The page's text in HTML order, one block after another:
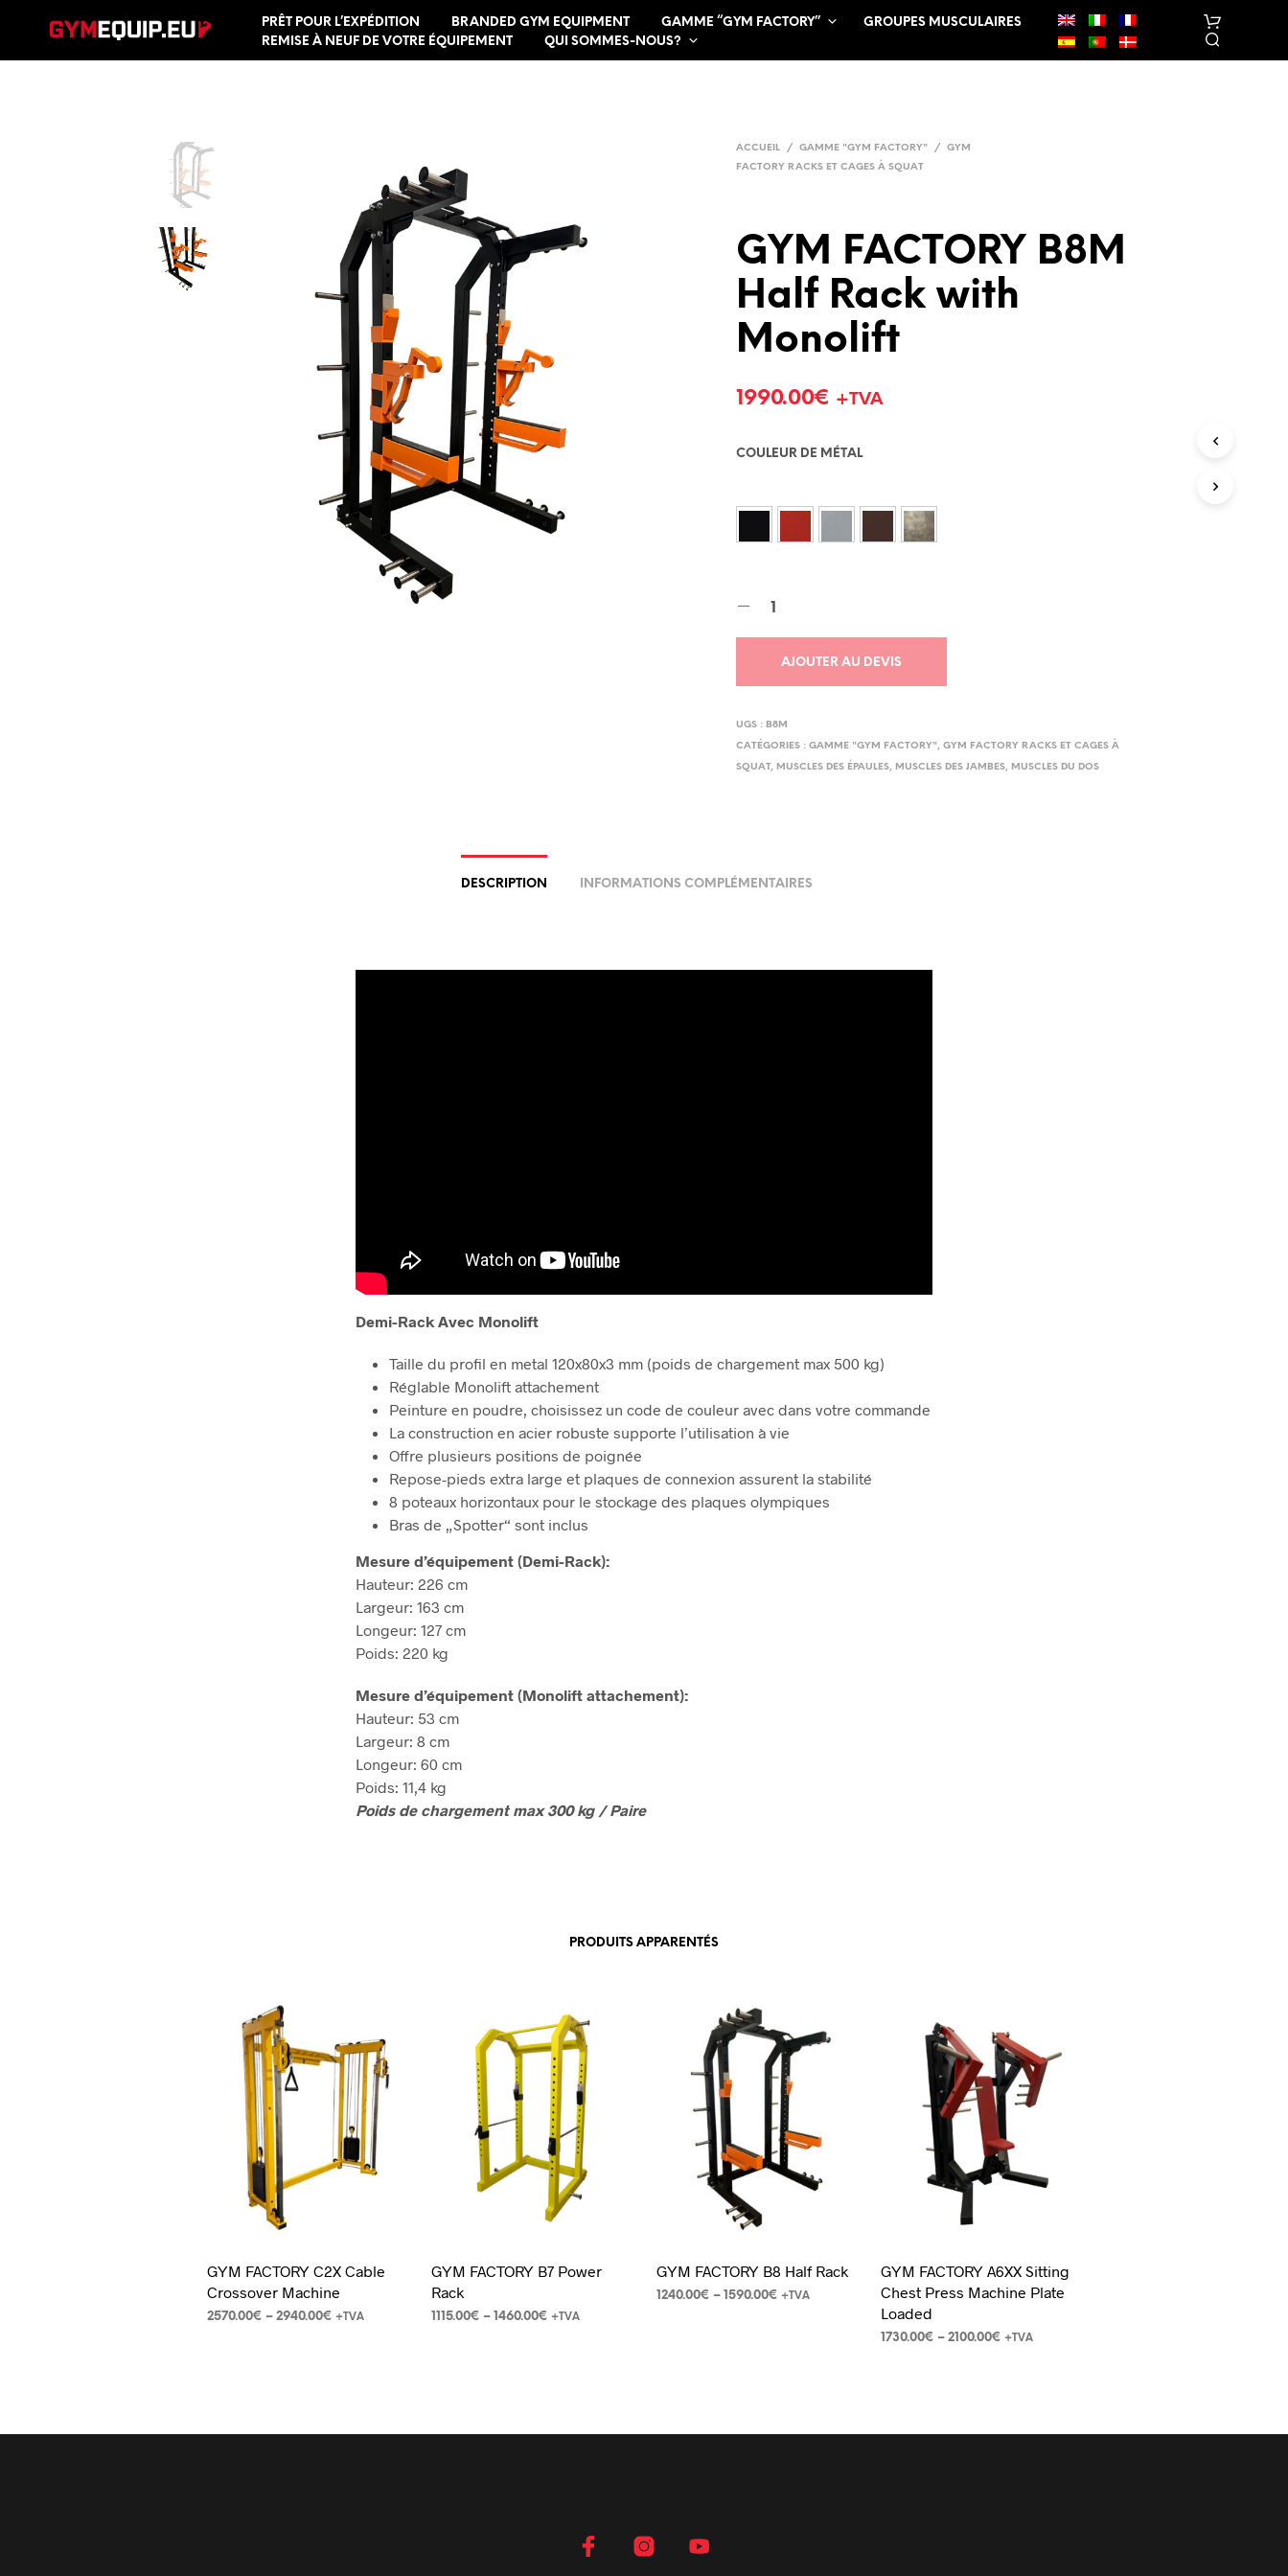
PRÊT POUR L’EXPÉDITION BRANDED GYM EQUIPMENT GAMME “GYM FACTORY”
GROUPES MUSCULAIRES
REMISE À NEUF DE VOTRE ÉQUIPEMENT
QUI SOMMES-NOUS?
ACCUEIL / GAMME "GYM FACTORY" /
GYM
FACTORY RACKS ET CAGES À SQUAT
GYM FACTORY B8M
Half Rack with
Monolift
1990.00€ +TVA
COULEUR DE MÉTAL
AJOUTER AU DEVIS
UGS : B8M
CATÉGORIES :GAMME "GYM FACTORY",GYM FACTORY RACKS ET CAGES À
SQUAT, MUSCLES DES ÉPAULES, MUSCLES DES JAMBES, MUSCLES DU DOS
DESCRIPTION INFORMATIONS COMPLÉMENTAIRES
Demi-Rack Avec Monolift
Taille du profil en metal 120x80x3 mm (poids de chargement max 500 kg)
Réglable Monolift attachement
Peinture en poudre, choisissez un code de couleur avec dans votre commande
La construction en acier robuste supporte l’utilisation à vie
Offre plusieurs positions de poignée
Repose-pieds extra large et plaques de connexion assurent la stabilité
8 poteaux horizontaux pour le stockage des plaques olympiques
Bras de „Spotter“ sont inclus
Mesure d’équipement (Demi-Rack):
Hauteur: 226 cm
Largeur: 163 cm
Longeur: 127 cm
Poids: 220 kg
Mesure d’équipement (Monolift attachement):
Hauteur: 53 cm
Largeur: 8 cm
Longeur: 60 cm
Poids: 11,4 kg
Poids de chargement max 300 kg / Paire
PRODUITS APPARENTÉS
GYM FACTORY C2X Cable
Crossover Machine
2570.00€ – 2940.00€ +TVA
GYM FACTORY B7 Power
Rack
1115.00€ – 1460.00€ +TVA
GYM FACTORY B8 Half Rack
1240.00€ – 1590.00€ +TVA
GYM FACTORY A6XX Sitting
Chest Press Machine Plate
Loaded
1730.00€ – 2100.00€ +TVA